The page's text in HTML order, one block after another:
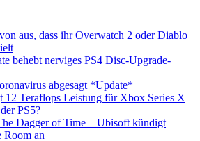
aus, dass ihr Overwatch 2 oder Diablo
behebt nerviges PS4 Disc-Upgrade-
abgesagt *Update*
12 Teraflops Leistung für Xbox Series X
PS5?
Dagger of Time – Ubisoft kündigt
Room an